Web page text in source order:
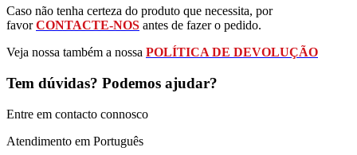
Caso não tenha certeza do produto que necessita, por
favorCONTACTE-NOS antes de fazer o pedido.
Veja nossa também a nossa POLÍTICA DE DEVOLUÇÃO
Tem dúvidas? Podemos ajudar?
Entre em contacto connosco
Atendimento em Português